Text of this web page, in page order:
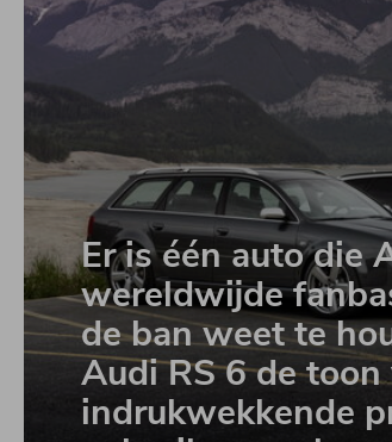
Er is één auto die
wereldwijde
de ban weet te
Audi RS 6 de
indrukwekkende